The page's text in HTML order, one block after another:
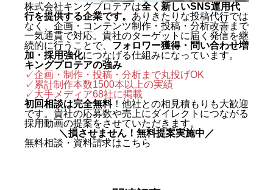
株式会社キングプロテアは全く新しいSNS運用代
行を提供する企業です。 ありきたりな投稿代行では
なく、企画・コンテンツ制作・投稿・分析改善まで
一気通貫で対応。貴社のターゲットに届く発信を継
続的に行うことで、 フォロワー獲得・問い合わせ増
加・採用強化につなげる仕組みになっています。
キングプロテアの強み
✓企画・制作・投稿・分析まで丸投げOK
✓累計制作本数1500本以上の実績
✓大手メディア68社に掲載
初回相談は完全無料！他社との相見積もりも大歓迎
です。貴社の応募数や売上にダイレクトにつながる
採用動画の提案をさせていただきます。
＼損させません！無料提案実施中／
無料相談・資料請求はこちら